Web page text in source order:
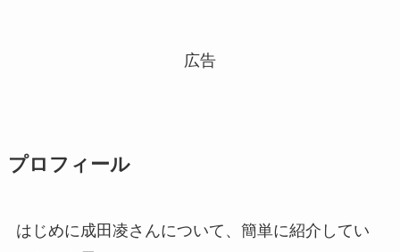
広告
プロフィール
はじめに成田凌さんについて、簡単に紹介してい